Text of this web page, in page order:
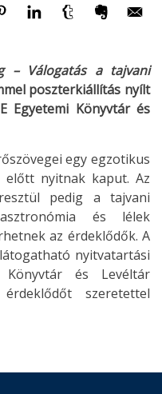
– Válogatás a tajvani
poszterkiállítás nyílt
Egyetemi Könyvtár és
egy egzotikus
előtt nyitnak kaput. Az
pedig a tajvani
és lélek
az érdeklődők. A
nyitvatartási
és Levéltár
szeretettel